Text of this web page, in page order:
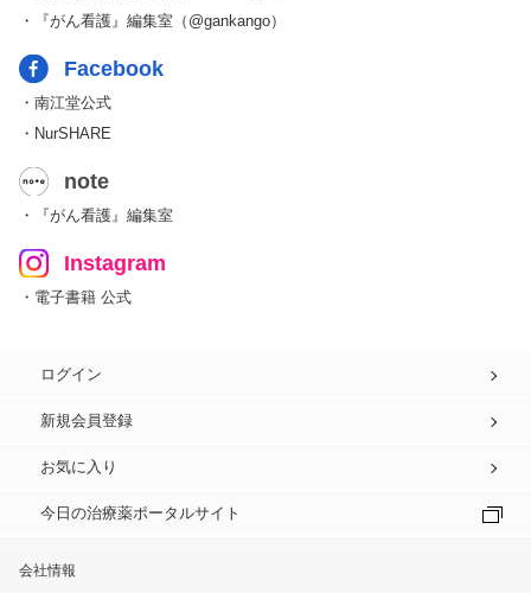
・『がん看護』編集室（@gankango）
Facebook
・南江堂公式
・NurSHARE
note
・『がん看護』編集室
Instagram
・電子書籍 公式
ログイン
新規会員登録
お気に入り
今日の治療薬ポータルサイト
会社情報